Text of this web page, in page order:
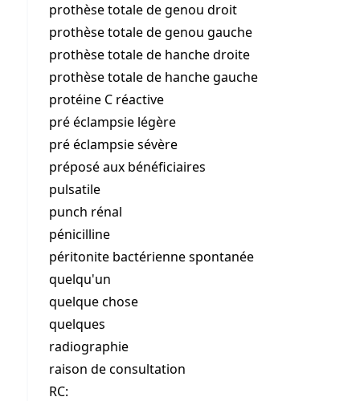
prothèse totale de genou droit
prothèse totale de genou gauche
prothèse totale de hanche droite
prothèse totale de hanche gauche
protéine C réactive
pré éclampsie légère
pré éclampsie sévère
préposé aux bénéficiaires
pulsatile
punch rénal
pénicilline
péritonite bactérienne spontanée
quelqu'un
quelque chose
quelques
radiographie
raison de consultation
RC: